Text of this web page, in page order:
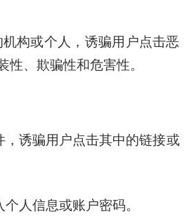
构或个人，诱骗用户点击恶
、欺骗性和危害性。
诱骗用户点击其中的链接或
人信息或账户密码。